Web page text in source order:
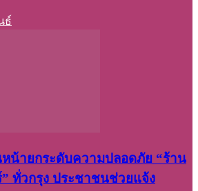
ธ์
หน้ายกระดับความปลอดภัย “ร้าน
ทั่วกรุง ประชาชนช่วยแจ้ง